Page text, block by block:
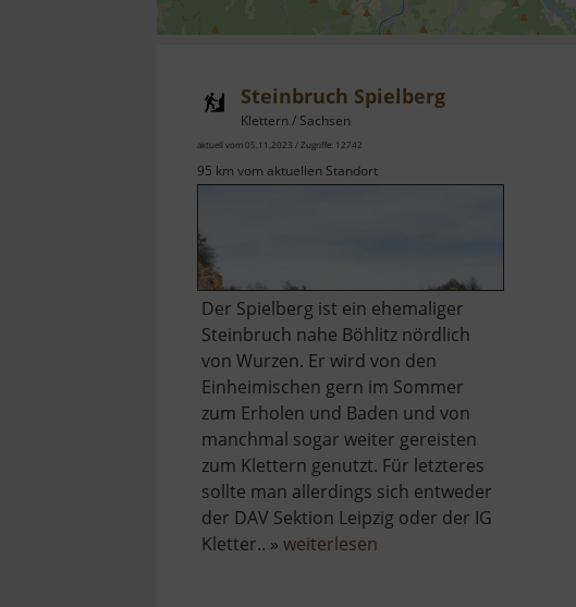
Steinbruch Spielberg
Klettern / Sachsen
aktuell vom 05.11.2023 / Zugriffe: 12742
95 km vom aktuellen Standort
Der Spielberg ist ein ehemaliger
Steinbruch nahe Böhlitz nördlich
von Wurzen. Er wird von den
Einheimischen gern im Sommer
zum Erholen und Baden und von
manchmal sogar weiter gereisten
zum Klettern genutzt. Für letzteres
sollte man allerdings sich entweder
der DAV Sektion Leipzig oder der IG
Kletter.. » weiterlesen